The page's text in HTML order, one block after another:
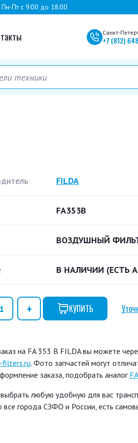
Пт с 9:00 до 18:00
Санкт-
+7 (812)
FILDA
FA353B
ВОЗДУШНЫЙ
В НАЛИЧИИ (ЕСТЬ
КУПИТЬ
на FA 353 B FILDA вы можете
filters.ru. Фото запчастей могут
заказа, подобрать аналог
любую удобную для вас
все города СЗФО и России, есть